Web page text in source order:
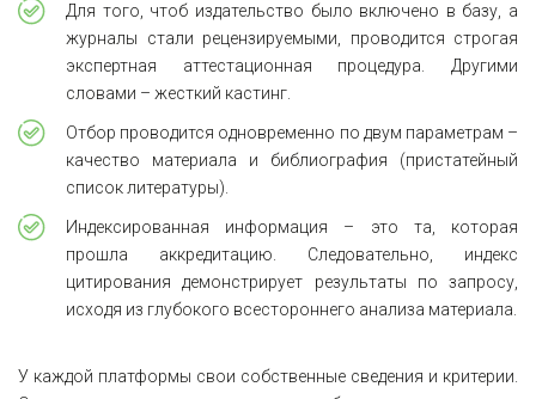
Для того, чтоб издательство было включено в базу, а
журналы стали рецензируемыми, проводится строгая
экспертная аттестационная процедура. Другими
словами – жесткий кастинг.
Отбор проводится одновременно по двум параметрам –
качество материала и библиография (пристатейный
список литературы).
Индексированная информация – это та, которая
прошла аккредитацию. Следовательно, индекс
цитирования демонстрирует результаты по запросу,
исходя из глубокого всестороннего анализа материала.
У каждой платформы свои собственные сведения и критерии.